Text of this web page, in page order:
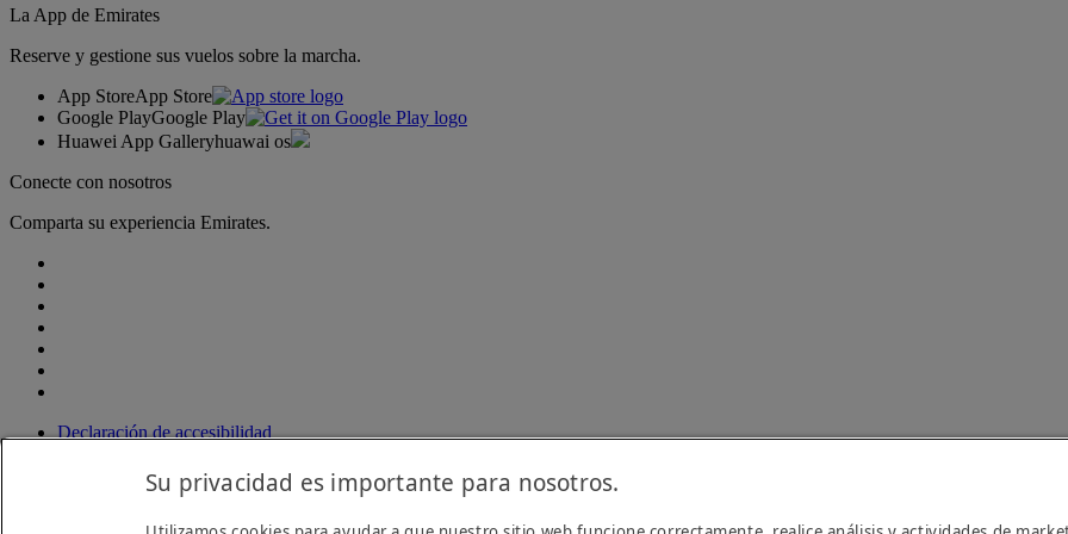
La App de Emirates
Reserve y gestione sus vuelos sobre la marcha.
App StoreApp Store
Google PlayGoogle Play
Huawei App Galleryhuawai os
Conecte con nosotros
Comparta su experiencia Emirates.
Declaración de accesibilidad
Política de privacidad
Condiciones generalesSu privacidad es importante para nosotros.